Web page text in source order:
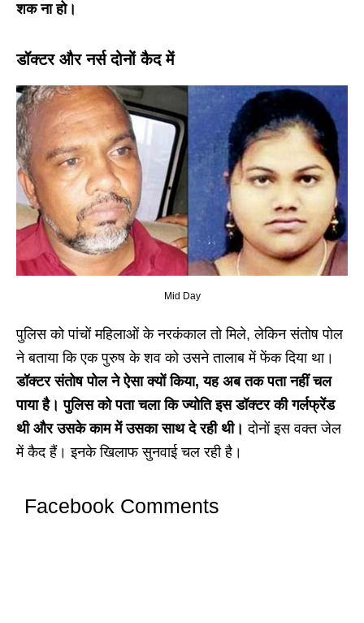
शक ना हो।
डॉक्टर और नर्स दोनों कैद में
Mid Day
पुलिस को पांचों महिलाओं के नरकंकाल तो मिले, लेकिन संतोष पोल
ने बताया कि एक पुरुष के शव को उसने तालाब में फेंक दिया था।
डॉक्टर संतोष पोल ने ऐसा क्यों किया, यह अब तक पता नहीं चल
पाया है। पुलिस को पता चला कि ज्योति इस डॉक्टर की गर्लफ्रेंड
थी और उसके काम में उसका साथ दे रही थी।दोनों इस वक्त जेल
में कैद हैं। इनके खिलाफ सुनवाई चल रही है।
Facebook Comments